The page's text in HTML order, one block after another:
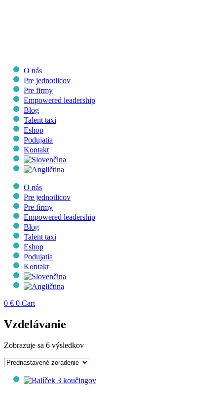
O nás
Pre jednotlicov
Pre firmy
Empowered leadership
Blog
Talent taxi
Eshop
Podujatia
Kontakt
O nás
Pre jednotlicov
Pre firmy
Empowered leadership
Blog
Talent taxi
Eshop
Podujatia
Kontakt
0 € 0 Cart
Vzdelávanie
Zobrazuje sa 6 výsledkov